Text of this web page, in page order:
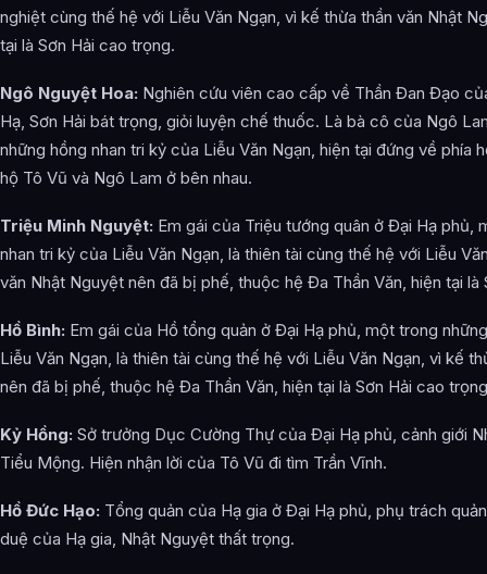
nghiệt cùng thế hệ với Liễu Văn Ngạn, vì kế thừa thần văn Nhật
tại là Sơn Hải cao trọng.
Ngô Nguyệt Hoa: Nghiên cứu viên cao cấp về Thần Đan Đạo
Hạ, Sơn Hải bát trọng, giỏi luyện chế thuốc. Là bà cô của Ngô
những hồng nhan tri kỷ của Liễu Văn Ngạn, hiện tại đứng về phía
hộ Tô Vũ và Ngô Lam ở bên nhau.
Triệu Minh Nguyệt: Em gái của Triệu tướng quân ở Đại Hạ phủ,
nhan tri kỷ của Liễu Văn Ngạn, là thiên tài cùng thế hệ với Liễu
văn Nhật Nguyệt nên đã bị phế, thuộc hệ Đa Thần Văn, hiện tại là
Hồ Bình: Em gái của Hồ tổng quản ở Đại Hạ phủ, một trong
Liễu Văn Ngạn, là thiên tài cùng thế hệ với Liễu Văn Ngạn, vì kế
nên đã bị phế, thuộc hệ Đa Thần Văn, hiện tại là Sơn Hải cao
Kỷ Hồng: Sở trưởng Dục Cường Thự của Đại Hạ phủ, cảnh giới
Tiểu Mộng. Hiện nhận lời của Tô Vũ đi tìm Trần Vĩnh.
Hồ Đức Hạo: Tổng quản của Hạ gia ở Đại Hạ phủ, phụ trách
duệ của Hạ gia, Nhật Nguyệt thất trọng.